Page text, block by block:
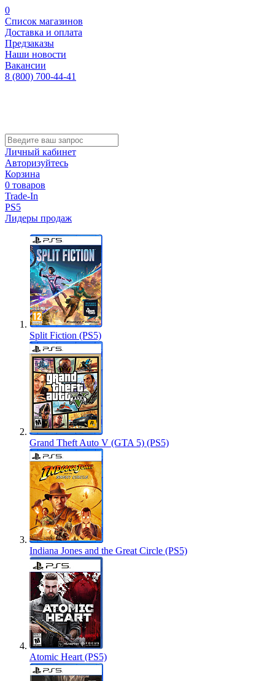
0
Список магазинов
Доставка и оплата
Предзаказы
Наши новости
Вакансии
8 (800) 700-44-41
Личный кабинет
Авторизуйтесь
Корзина
0 товаров
Trade-In
PS5
Лидеры продаж
Split Fiction (PS5)
Grand Theft Auto V (GTA 5) (PS5)
Indiana Jones and the Great Circle (PS5)
Atomic Heart (PS5)